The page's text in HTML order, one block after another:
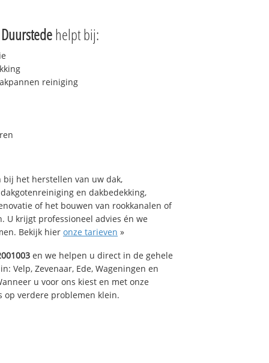
helpt bij:
reiniging
bij het herstellen van uw dak,
en dakbedekking,
of het bouwen van rookkanalen of
U krijgt professioneel advies én we
Bekijk hier onze tarieven »
en we helpen u direct in de gehele
Velp, Zevenaar, Ede, Wageningen en
u voor ons kiest en met onze
op verdere problemen klein.